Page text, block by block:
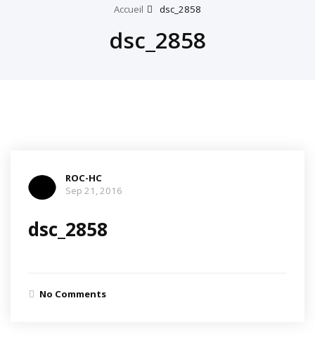
Accueil dsc_2858
dsc_2858
ROC-HC
Sep 21, 2016
dsc_2858
No Comments